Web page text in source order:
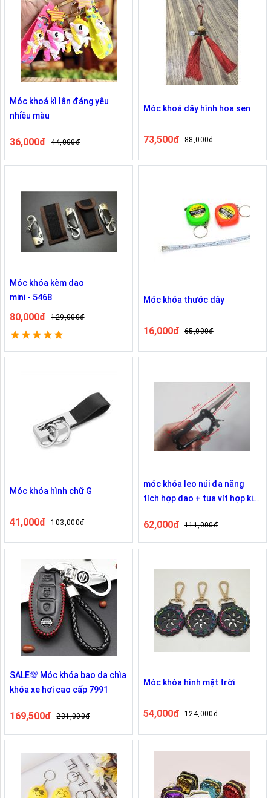
Móc khoá kì lân đáng yêu
nhiều màu
36,000đ 44,000đ
Móc khoá dây hình hoa sen
73,500đ 88,000đ
Móc khóa kèm dao
mini - 5468
80,000đ 129,000đ
Móc khóa thước dây
16,000đ 65,000đ
Móc khóa hình chữ G
41,000đ 103,000đ
móc khóa leo núi đa năng
tích hợp dao + tua vít hợp kim
62,000đ 111,000đ
SALE💯 Móc khóa bao da chìa
khóa xe hơi cao cấp 7991
169,500đ 231,000đ
Móc khóa hình mặt trời
54,000đ 124,000đ